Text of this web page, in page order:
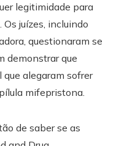
legitimidade para
juízes, incluindo
questionaram se
demonstrar que
alegaram sofrer
mifepristona.
de saber se as